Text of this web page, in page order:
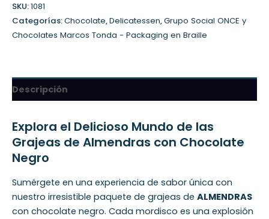
SKU:1081
Categorías:Chocolate,Delicatessen,Grupo Social ONCE y
Chocolates Marcos Tonda - Packaging en Braille
Descripción
Explora el Delicioso Mundo de las
Grajeas de Almendras con Chocolate
Negro
Sumérgete en una experiencia de sabor única con
nuestro irresistible paquete de grajeas de ALMENDRAS
con chocolate negro. Cada mordisco es una explosión